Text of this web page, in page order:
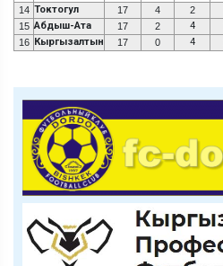
14 Токтогул 17 4 2
15 Абдыш-Ата 17 2 4
16 Кыргызалтын 17 0 4